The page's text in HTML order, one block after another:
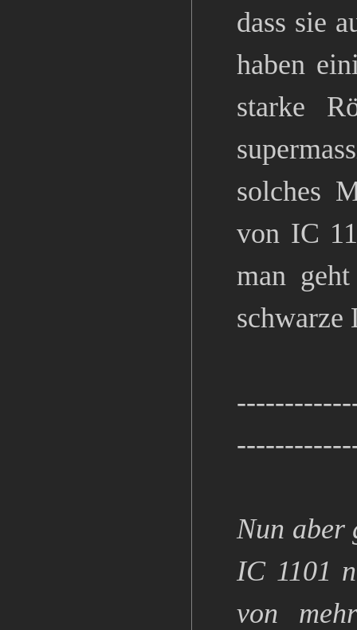
dass sie
haben
starke
solches
von IC
man
schwarze
Nun aber
IC 1101
von